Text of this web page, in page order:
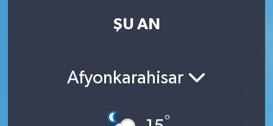
ŞU AN
Afyonkarahisar
°
Haber Arşivi